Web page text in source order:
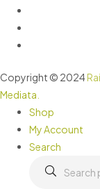
Copyright © 2024
Mediata
Shop
My Account
Search